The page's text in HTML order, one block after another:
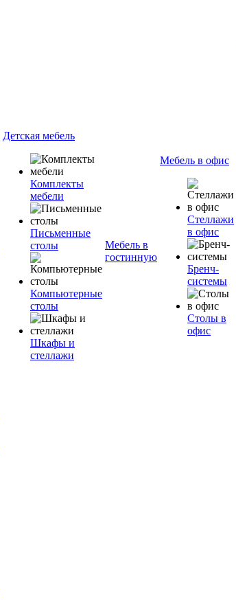
Детская мебель
Комплекты
мебели
Письменные
столы
Компьютерные
столы
Шкафы и
стеллажи
Мебель в
гостинную
Мебель в офис
Стеллажи
в офис
Бренч-
системы
Столы в
офис